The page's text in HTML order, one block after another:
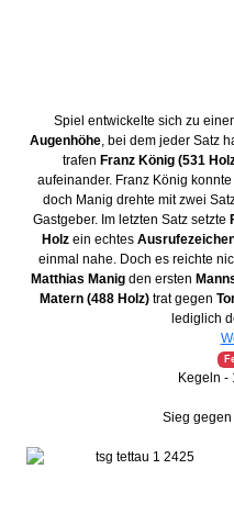
Spiel entwickelte sich zu
Augenhöhe, bei dem jeder Satz
trafen Franz König (531
aufeinander. Franz König
doch Manig drehte mit zwei
Gastgeber. Im letzten Satz setzte
Holz ein echtes
einmal nahe. Doch es reichte
Matthias Manig den ersten
Matern (488 Holz)trat gegen
lediglich
Kegeln -
Sieg